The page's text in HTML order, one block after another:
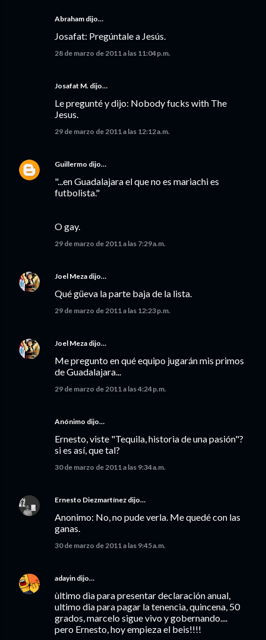
Abraham dijo…
Josafat: Pregúntale a Jesús.
28 de marzo de 2011 a las 11:04 p.m.
Josafat M. dijo…
Le pregunté y dijo: Nobody fucks with The
Jesus.
29 de marzo de 2011 a las 12:12 a.m.
Guillermo dijo…
"...en Guadalajara el que no es mariachi es
futbolista."
O gay.
29 de marzo de 2011 a las 7:29 a.m.
Joel Meza dijo…
Qué güeva la parte baja de la lista.
29 de marzo de 2011 a las 12:23 p.m.
Joel Meza dijo…
Me pregunto en qué equipo jugarán mis primos
de Guadalajara...
29 de marzo de 2011 a las 4:24 p.m.
Anónimo dijo…
Ernesto, viste "Tequila, historia de una pasión"?
si es así, que tal?
30 de marzo de 2011 a las 9:34 a.m.
Ernesto Diezmartínez dijo…
Anonimo: No, no pude verla. Me quedé con las
ganas.
30 de marzo de 2011 a las 9:45 a.m.
adayin dijo…
ùltimo dìa para presentar declaración anual,
ultimo dia para pagar la tenencia, quincena, 50
grados, marcelo sigue vivo y gobernando....
pero Ernesto, hoy empieza el beis!!!!